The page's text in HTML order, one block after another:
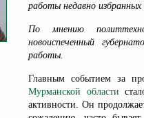
работы недавно избранных
По мнению
новоиспеченный
работы.
Главным событием за
Мурманской области
активности. Он